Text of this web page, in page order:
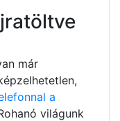
már
a
világunk